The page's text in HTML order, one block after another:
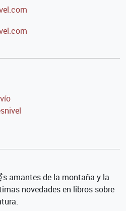
amantes de la montaña y la
novedades en libros sobre